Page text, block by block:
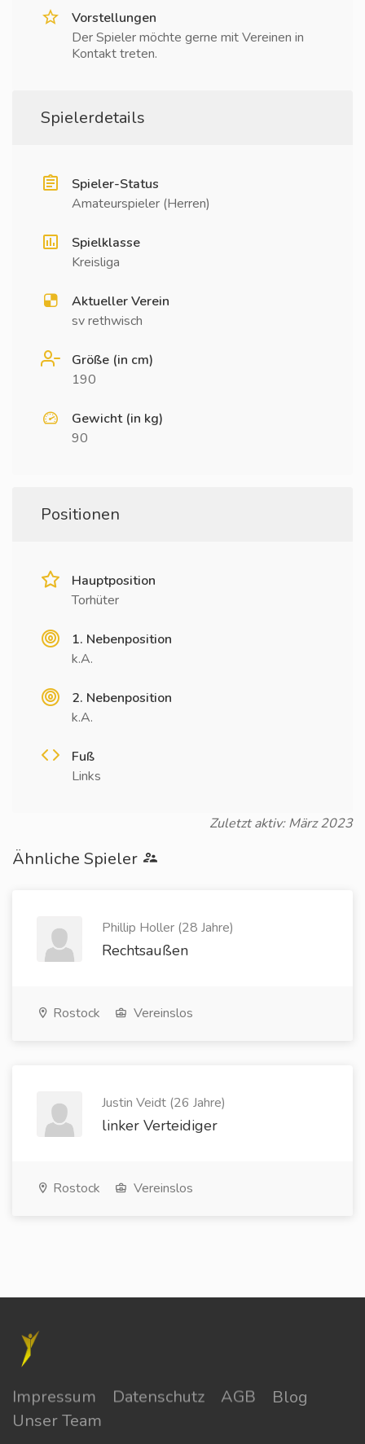
Vorstellungen
Der Spieler möchte gerne mit Vereinen in
Kontakt treten.
Spielerdetails
Spieler-Status
Amateurspieler (Herren)
Spielklasse
Kreisliga
Aktueller Verein
sv rethwisch
Größe (in cm)
190
Gewicht (in kg)
90
Positionen
Hauptposition
Torhüter
1. Nebenposition
k.A.
2. Nebenposition
k.A.
Fuß
Links
Zuletzt aktiv: März 2023
Ähnliche Spieler
Phillip Holler (28 Jahre)
Rechtsaußen
Rostock Vereinslos
Justin Veidt (26 Jahre)
linker Verteidiger
Rostock Vereinslos
Impressum Datenschutz AGB
Blog
Unser Team